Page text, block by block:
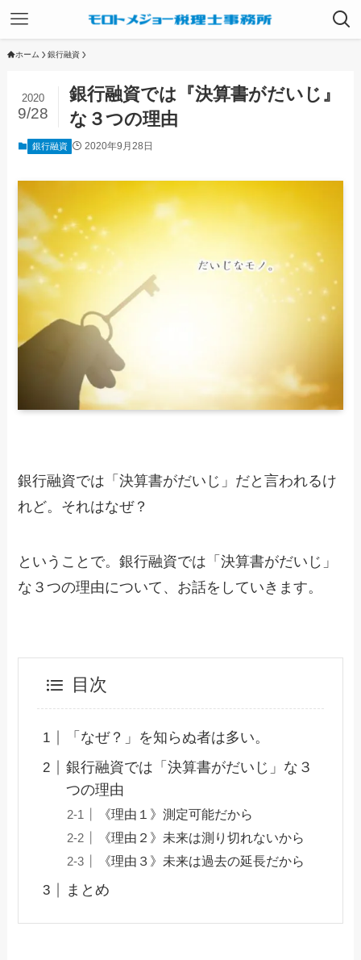
ホーム 銀行融資
銀行融資では『決算書がだいじ』
な３つの理由
2020
9/28
銀行融資 2020年9月28日
銀行融資では「決算書がだいじ」だと言われるけ
れど。それはなぜ？
ということで。銀行融資では「決算書がだいじ」
な３つの理由について、お話をしていきます。
目次
「なぜ？」を知らぬ者は多い。
銀行融資では「決算書がだいじ」な３
つの理由
《理由１》測定可能だから
《理由２》未来は測り切れないから
《理由３》未来は過去の延長だから
まとめ